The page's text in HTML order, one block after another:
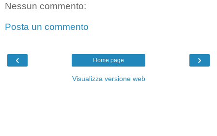
Nessun commento:
Posta un commento
‹ ›
Home page
Visualizza versione web